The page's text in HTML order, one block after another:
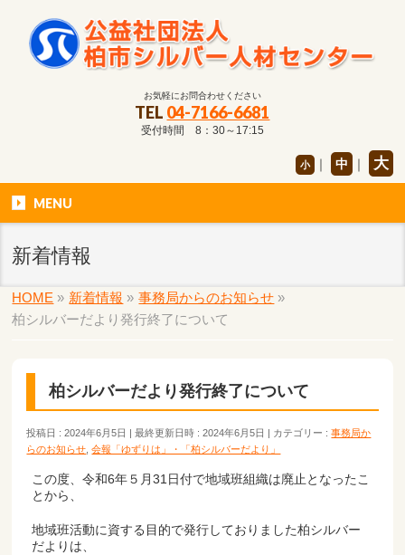
お気軽にお問合わせください
TEL 04-7166-6681
受付時間 8：30～17:15
小 ｜ 中 ｜ 大
MENU
新着情報
HOME » 新着情報 » 事務局からのお知らせ »
柏シルバーだより発行終了について
柏シルバーだより発行終了について
投稿日 : 2024年6月5日 最終更新日時 : 2024年6月5日 カテゴリー :事務局か
らのお知らせ ,会報「ゆずりは」・「柏シルバーだより」
この度、令和6年５月31日付で地域班組織は廃止となったこ
とから、
地域班活動に資する目的で発行しておりました柏シルバー
だよりは、